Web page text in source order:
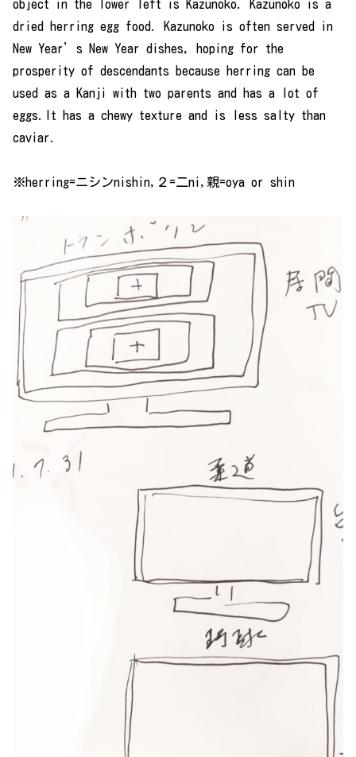
object in the lower left is Kazunoko. Kazunoko is a
dried herring egg food. Kazunoko is often served in
New Year’s New Year dishes, hoping for the
prosperity of descendants because herring can be
used as a Kanji with two parents and has a lot of
eggs.It has a chewy texture and is less salty than
caviar.
※herring=ニシンnishin,２=二ni,親=oya or shin